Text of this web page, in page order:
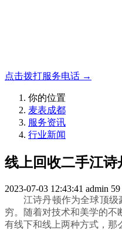
点击拨打服务电话 →
你的位置
麦表成都
服务资讯
行业新闻
线上回收二手江
2023-07-03 12:43:41 admin 59
江诗丹顿作为全球顶
穷。随着对技术和美学的不
有线下和线上两种方式，那